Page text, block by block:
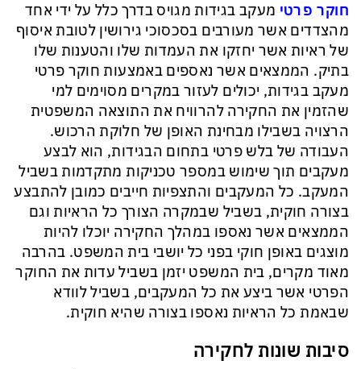
כמדיניות: כך הפכה ההוצאה להורג לכלי ההרתעה המרכזי של המשטר האיראני
א-סיסי, ארדואן ושליט קטאר מכנסים פגישת ״כיפה אדומה״ לנתניהו בנושא עזה
חוקר פרטי מעקב בגידות מגויס בדרך כלל על ידי אחד
מהצדדים אשר מעורבים בסכסוכי גירושין לטובת איסוף
של ראיות אשר יחזקו את העמדות שלו והטענות שלו
בתיק. הממצאים אשר נאספים באמצעות חוקר פרטי
מעקב בגידות, יכולים לעזור במקרים מסוימים למי
שהזמין את החקירה להרוויח את התוצאה המשפטית
הרצויה בשבילו מבחינת האופן של חלוקת הרכוש.
העבודה של בלש פרטי בתחום הבגידות, הוא לבצע
מעקבים תוך שימוש במספר טכניקות מתקדמות בשביל
המעקב. כל המעקבים והתצפיות חייבים כמובן להתבצע
בצורה חוקית, בשביל שבמקרה הצורך כל הראיות וגם
הממצאים אשר נאספו במהלך החקירה יוכלו להיות
מוצגים באופן חוקי בפני כל יושבי בית המשפט. בהרבה
מאוד מקרים, בית המשפט יזמן בשביל עדות את החוקר
הפרטי אשר ביצע את כל המעקבים, בשביל לוודא
שבאמת כל הראיות נאספו בצורה שהיא חוקית.
סיבות שונות לחקירה